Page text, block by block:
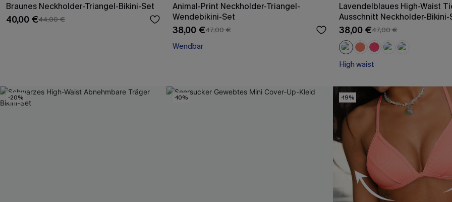
Braunes Neckholder-Triangel-Bikini-Set
40,00 €44,00 €
Animal-Print Neckholder-Triangel-
Wendebikini-Set
38,00 €47,00 €
Wendbar
Lavendelblaues High-Waist
Ausschnitt Neckholder-Bikini-
38,00 €47,00 €
High waist
-20% -10% -19%